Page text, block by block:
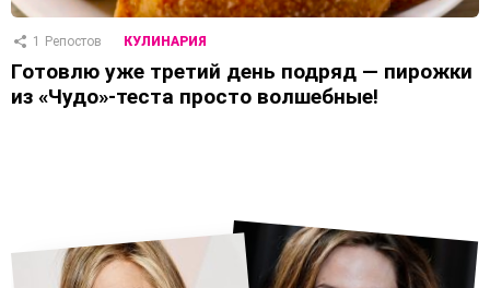
1 Репостов КУЛИНАРИЯ
Готовлю уже третий день подряд — пирожки
из «Чудо»-теста просто волшебные!